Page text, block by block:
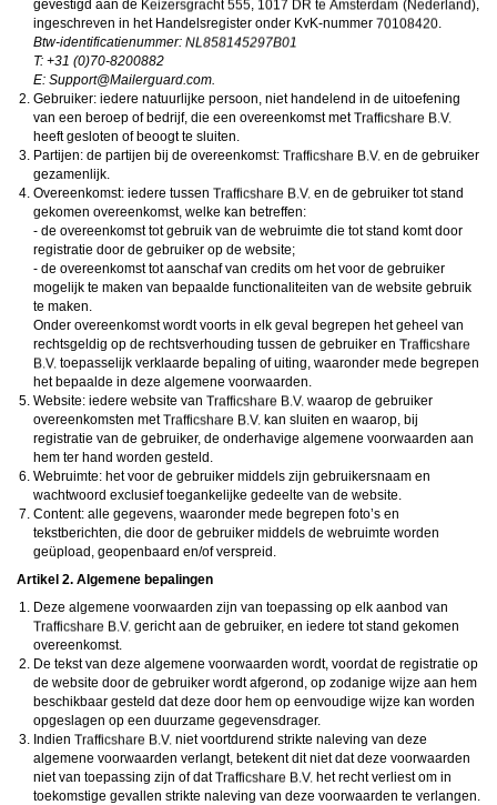
ongeschikte online content in aanraking komen. Daarvoor enkele tips:
Installeer programma’s voor ouderlijk toezicht op jouw apparaat . Voorbeelden van
programma’s voor ouderlijk toezicht zijnNetnanny
. Deze programma’s werken zodanig dat toegang tot specifieke websites en
online inhoud worden geblokkeerd. Vaak blokkeren deze programma’s standaard al
een groot aantal websites waarvan algemeen verondersteld wordt dat deze
ongeschikt zijn voor minderjarigen. Door middel van updates kunnen daar steeds
nieuwe websites aan worden toegevoegd.
Neem contact op met jouw internetprovider
maken dat bepaalde informatie van internet wordt gefilterd. Je kunt jouw
internetprovider raadplegen om na te vragen of deze service ook voor jou mogelijk
is.
Controleer jouw webbrowser. Informeer je over de werking van jouw webbrowser
zodat je kunt zien welke websites door jouw minderjarige kinderen zijn bezocht.
Door in geval van ongewenste sitebezoeken jouw minderjarige kinderen daarop
aan te spreken, kun je jouw kinderen leren dat de websites niet voor hun geschikt
zijn. Bovendien kun je naar aanleiding daarvan beoordelen in hoeverre jouw kind
geïnteresseerd is in bepaalde websites, zodat je bovenstaande tips kunt hanteren.
Praat met jouw kinderen. Leer jouw minderjarige kinderen dat ze nooit
persoonsgegevens of persoonlijke informatie via internet moeten verstrekken aan
internet hoeft te zijn wie ze zeggen te zijn en dat men wel eens verkeerde
bedoelingen kan hebben als iemand via het internet contact opneemt met jouw
kind. Vertel jouw kinderen bovendien dat ze niet met vreemde andere minderjarigen
die zij online hebben ontmoet, moeten afspreken zonder daarover eerst met jou te
overleggen. Ook is het raadzaam jouw kind te vertellen dat hij jou meteen moet
laten weten wanneer iemand op internet contact met hem opneemt of wanneer
jouw kind seksueel getinte content of andere content waarvan hij schrikt, op
internet tegenkomt.
Via deze website verleent
chatdiensten voor entertainmentdoeleinden. Om van deze diensten gebruik te kunnen
maken, heb je credits nodig. Je ontvangt er bij jouw aanmelding een paar gratis, maar
daarna dien je voor credits te betalen. De kosten daarvoor tref je aan bij jouw
bestelling van credits en op de paginaKosten.
behoudt zich het recht voor om zelf profielen op deze website aan te
maken en namens deze profielen berichten aan jou als gebruiker te verzenden. Door
gefingeerd zijn. Deze gefingeerde profielen zijn alleen aangemaakt om berichten en
profiel zijn dan ook niet mogelijk.
Deze site wordt beschermd door reCAPTCHA, hetPrivacybeleiden deAlgemene
Voorwaardenvan Google zijn van toepassing.
hanteert een beschermplan met als doel het herkennen en in
bescherming nemen van consumenten die de aard van de diensten op deze website
mogelijk niet begrijpen. Het beschermplan houdt onder meer in dat jijzelf, maar ook
derden een toegangsverbod voor jou kunnen aanvragen. Meer informatie hierover tref
je aan op de paginaToegangsverbod.
Op het gebruik van deze website zijn dealgemene voorwaarden ,cookieverklaring
en
van toepassing. Door op
doorgaan"te klikken ga je met decookieverklaringenprivacybeleidakkoord.
Indien je je op de website registreert, ga je tevens akkoord met dealgemene
voorwaarden
gevestigd aan de
,
,
ingeschreven in het Handelsregister onder KvK-nummer
.
Btw-identificatienummer:
T: +31 (0)70-8200882
E: moc.draugreliaM@troppuS.
Gebruiker: iedere natuurlijke persoon, niet handelend in de uitoefening
van een beroep of bedrijf, die een overeenkomst met
heeft gesloten of beoogt te sluiten.
Partijen: de partijen bij de overeenkomst:
en de gebruiker
gezamenlijk.
Overeenkomst: iedere tussen
en de gebruiker tot stand
gekomen overeenkomst, welke kan betreffen:
- de overeenkomst tot gebruik van de webruimte die tot stand komt door
registratie door de gebruiker op de website;
- de overeenkomst tot aanschaf van credits om het voor de gebruiker
mogelijk te maken van bepaalde functionaliteiten van de website gebruik
te maken.
Onder overeenkomst wordt voorts in elk geval begrepen het geheel van
rechtsgeldig op de rechtsverhouding tussen de gebruiker en
toepasselijk verklaarde bepaling of uiting, waaronder mede begrepen
het bepaalde in deze algemene voorwaarden.
Website: iedere website van
waarop de gebruiker
overeenkomsten met
kan sluiten en waarop, bij
registratie van de gebruiker, de onderhavige algemene voorwaarden aan
hem ter hand worden gesteld.
Webruimte: het voor de gebruiker middels zijn gebruikersnaam en
wachtwoord exclusief toegankelijke gedeelte van de website.
Content: alle gegevens, waaronder mede begrepen foto’s en
tekstberichten, die door de gebruiker middels de webruimte worden
geüpload, geopenbaard en/of verspreid.
Artikel 2. Algemene bepalingen
Deze algemene voorwaarden zijn van toepassing op elk aanbod van
gericht aan de gebruiker, en iedere tot stand gekomen
overeenkomst.
De tekst van deze algemene voorwaarden wordt, voordat de registratie op
de website door de gebruiker wordt afgerond, op zodanige wijze aan hem
beschikbaar gesteld dat deze door hem op eenvoudige wijze kan worden
opgeslagen op een duurzame gegevensdrager.
Indien
niet voortdurend strikte naleving van deze
algemene voorwaarden verlangt, betekent dit niet dat deze voorwaarden
niet van toepassing zijn of dat
het recht verliest om in
toekomstige gevallen strikte naleving van deze voorwaarden te verlangen.